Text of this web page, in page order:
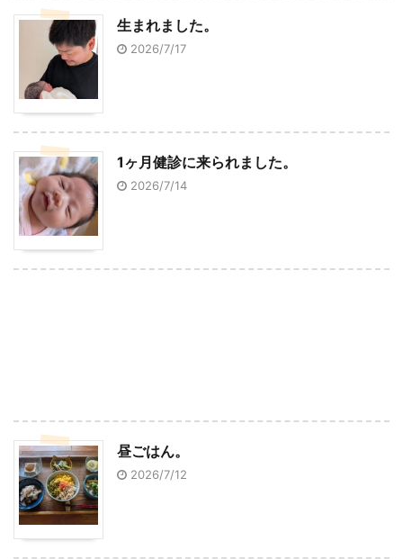
生まれました。
2026/7/17
1ヶ月健診に来られました。
2026/7/14
昼ごはん。
2026/7/12